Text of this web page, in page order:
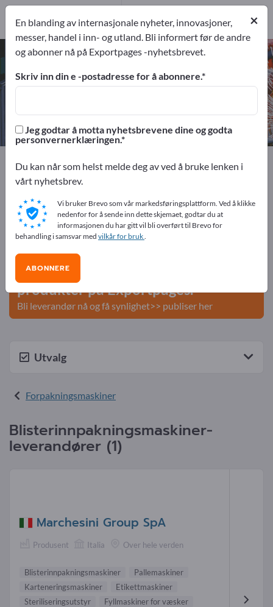
Blisterinnpakningsmaskiner – finn
produsenter og leverandører
1
Exportpages
Maskineri og utstyr
Forpakningsmaskiner
Blisterinnpakningsmaskiner
Annonser gratis på Exportpages!
Behov – Tilbud – Brukte varer – Forretningskontakter >>
start her
Publiser din bedrift og dine
produkter på Exportpages.
Bli leverandør nå og få synlighet>> publiser her
Utvalg
Forpakningsmaskiner
Blisterinnpakningsmaskiner-
leverandører (1)
Marchesini Group SpA
Produsent Italia Over hele verden
Blisterinnpakningsmaskiner
Pallemaskiner
Karteneringsmaskiner
Etikettmaskiner
Steriliseringsutstyr
Fyllmaskiner for væsker
×
En blanding av internasjonale nyheter, innovasjoner,
messer, handel i inn- og utland. Bli informert før de andre
og abonner nå på Exportpages -nyhetsbrevet.
Skriv inn din e -postadresse for å abonnere.
Jeg godtar å motta nyhetsbrevene dine og godta
personvernerklæringen.
Du kan når som helst melde deg av ved å bruke lenken i
vårt nyhetsbrev.
Vi bruker Brevo som vår markedsføringsplattform. Ved å klikke
nedenfor for å sende inn dette skjemaet, godtar du at
informasjonen du har gitt vil bli overført til Brevo for
behandling i samsvar med vilkår for bruk.
ABONNERE